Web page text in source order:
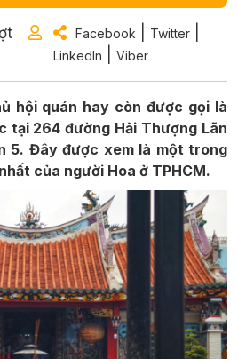
Facebook Twitter
LinkedIn |Viber
hội quán hay còn được gọi là
tại 264 đường Hải Thượng Lãn
5. Đây được xem là một trong
của người Hoa ở TPHCM.